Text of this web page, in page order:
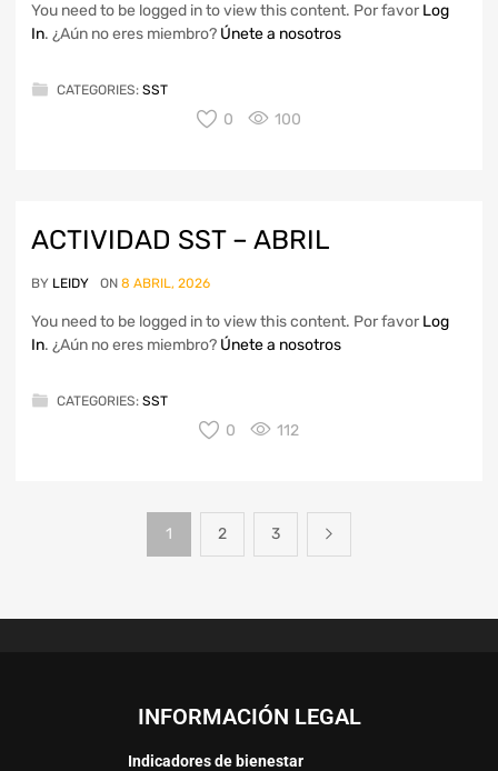
You need to be logged in to view this content. Por favor Log
In. ¿Aún no eres miembro? Únete a nosotros
CATEGORIES: SST
0 100
ACTIVIDAD SST – ABRIL
BY LEIDY ON 8 ABRIL, 2026
You need to be logged in to view this content. Por favor Log
In. ¿Aún no eres miembro? Únete a nosotros
CATEGORIES: SST
0 112
1 2 3
INFORMACIÓN LEGAL
Indicadores de bienestar